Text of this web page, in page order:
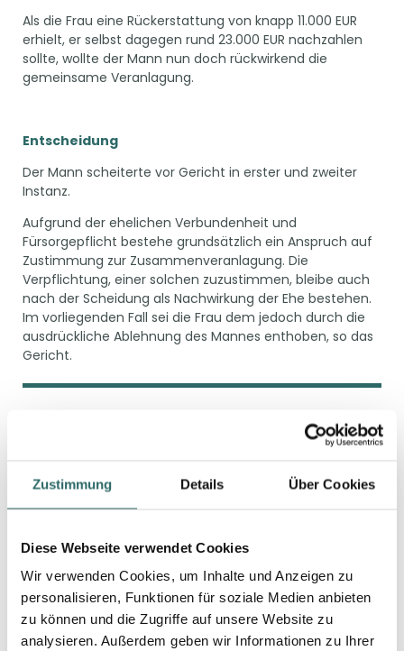
Zustimmung Details Über Cookies
Diese Webseite verwendet Cookies
Wir verwenden Cookies, um Inhalte und Anzeigen zu
personalisieren, Funktionen für soziale Medien anbieten
zu können und die Zugriffe auf unsere Website zu
analysieren. Außerdem geben wir Informationen zu Ihrer
Als die Frau eine Rückerstattung von knapp 11.000 EUR
erhielt, er selbst dagegen rund 23.000 EUR nachzahlen
sollte, wollte der Mann nun doch rückwirkend die
gemeinsame Veranlagung.
Entscheidung
Der Mann scheiterte vor Gericht in erster und zweiter
Instanz.
Aufgrund der ehelichen Verbundenheit und
Fürsorgepflicht bestehe grundsätzlich ein Anspruch auf
Zustimmung zur Zusammenveranlagung. Die
Verpflichtung, einer solchen zuzustimmen, bleibe auch
nach der Scheidung als Nachwirkung der Ehe bestehen.
Im vorliegenden Fall sei die Frau dem jedoch durch die
ausdrückliche Ablehnung des Mannes enthoben, so das
Gericht.
GETRENNT LEBENDE ELTERN: ZU
WELCHEM HAUSHALT GEHÖRT EIN
VOLLJÄHRIGES KIND?
Ein Kind ist in den Haushalt des Elternteils
betreut wird, sodass es sich in der Obhut dieses
sowohl in dem Haushalt des einen wie auch des
anderen Berechtigten ist darauf abzustellen, wo
sich das Kind überwiegend aufhält und wo es
seinen Lebensmittelpunkt hat.